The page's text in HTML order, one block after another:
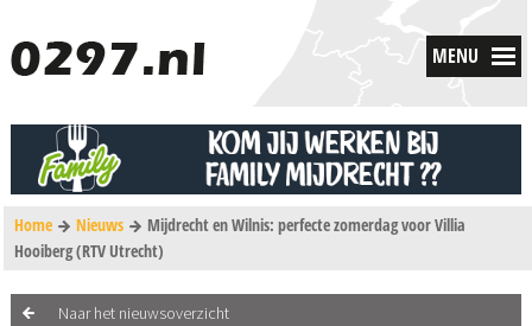
MENU
Home Nieuws
Mijdrecht en Wilnis: perfecte zomerdag voor Villia
Hooiberg (RTV Utrecht)
Naar het nieuwsoverzicht